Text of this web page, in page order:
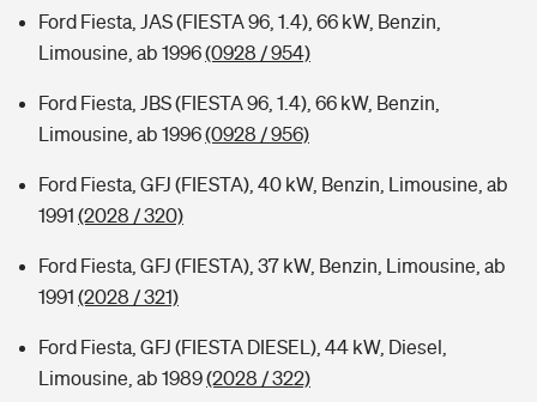
Ford Fiesta, JAS (FIESTA 96, 1.4), 66 kW, Benzin,
Limousine, ab 1996(0928 / 954)
Ford Fiesta, JBS (FIESTA 96, 1.4), 66 kW, Benzin,
Limousine, ab 1996(0928 / 956)
Ford Fiesta, GFJ (FIESTA), 40 kW, Benzin, Limousine, ab
1991 (2028 / 320)
Ford Fiesta, GFJ (FIESTA), 37 kW, Benzin, Limousine, ab
1991 (2028 / 321)
Ford Fiesta, GFJ (FIESTA DIESEL), 44 kW, Diesel,
Limousine, ab 1989(2028 / 322)